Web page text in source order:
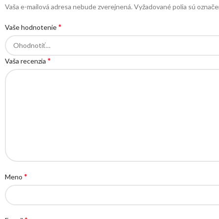
Vaša e-mailová adresa nebude zverejnená.Vyžadované polia sú
Vaše hodnotenie*
Vaša recenzia *
Meno *